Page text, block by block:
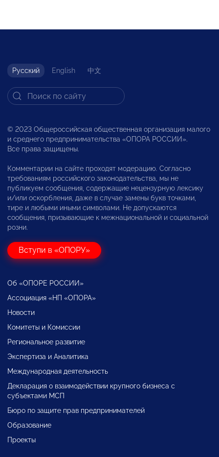
Русский English 中文
© 2023 Общероссийская общественная организация малого
и среднего предпринимательства «ОПОРА РОССИИ».
Все права защищены.
Комментарии на сайте проходят модерацию. Согласно
требованиям российского законодательства, мы не
публикуем сообщения, содержащие нецензурную лексику
и/или оскорбления, даже в случае замены букв точками,
тире и любыми иными символами. Не допускаются
сообщения, призывающие к межнациональной и социальной
розни.
Вступи в «ОПОРУ»
Об «ОПОРЕ РОССИИ»
Ассоциация «НП «ОПОРА»
Новости
Комитеты и Комиссии
Региональное развитие
Экспертиза и Аналитика
Международная деятельность
Декларация о взаимодействии крупного бизнеса с
субъектами МСП
Бюро по защите прав предпринимателей
Образование
Проекты